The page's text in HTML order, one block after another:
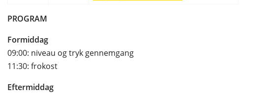
PROGRAM
Formiddag
09:00: niveau og tryk gennemgang
11:30: frokost
Eftermiddag